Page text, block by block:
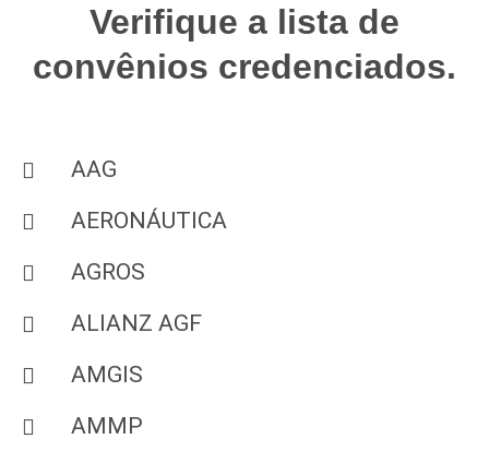
Verifique a lista de
convênios credenciados.
AAG
AERONÁUTICA
AGROS
ALIANZ AGF
AMGIS
AMMP